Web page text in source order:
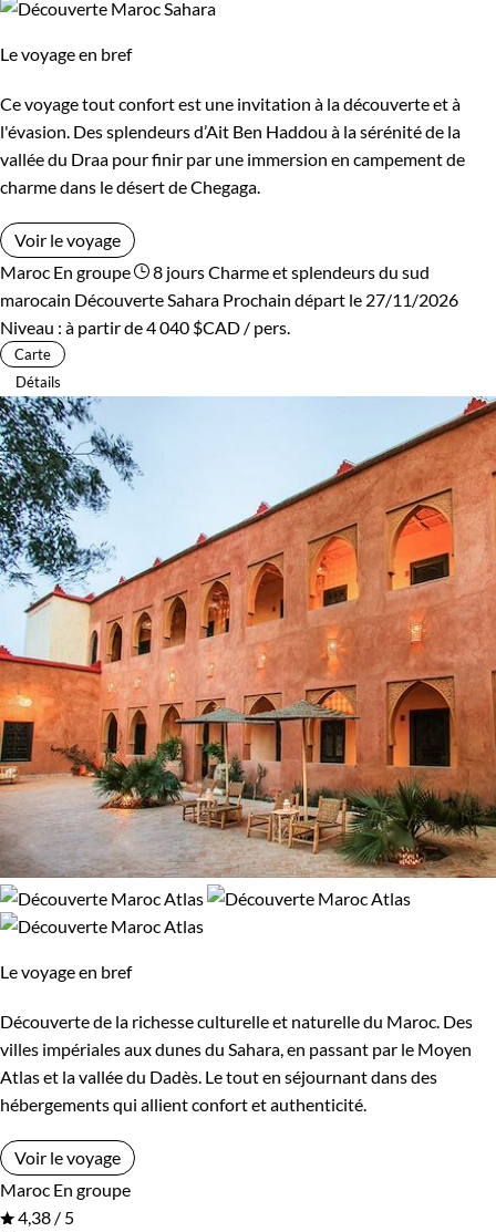
Le voyage en bref
Ce voyage tout confort est une invitation à la découverte et à
l'évasion. Des splendeurs d’Ait Ben Haddou à la sérénité de la
vallée du Draa pour finir par une immersion en campement de
charme dans le désert de Chegaga.
Voir le voyage
Maroc En groupe 8 joursCharme et splendeurs du sud
marocain Découverte Sahara Prochain départ le 27/11/2026
Niveau : à partir de4 040 $CAD / pers.
Carte
Détails
Le voyage en bref
Découverte de la richesse culturelle et naturelle du Maroc. Des
villes impériales aux dunes du Sahara, en passant par le Moyen
Atlas et la vallée du Dadès. Le tout en séjournant dans des
hébergements qui allient confort et authenticité.
Voir le voyage
Maroc En groupe
4,38 / 5